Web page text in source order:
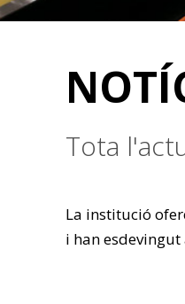
Tota
La institució
i han